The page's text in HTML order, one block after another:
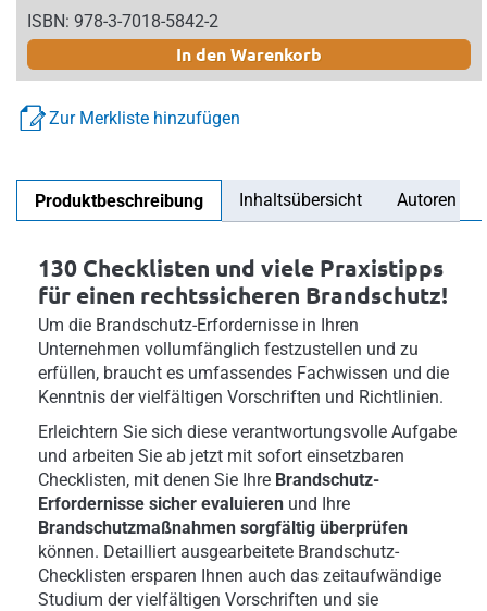
ISBN: 978-3-7018-5842-2
In den Warenkorb
Zur Merkliste hinzufügen
Produktbeschreibung Inhaltsübersicht Autoren
130 Checklisten und viele Praxistipps
für einen rechtssicheren Brandschutz!
Um die Brandschutz-Erfordernisse in Ihren
Unternehmen vollumfänglich festzustellen und zu
erfüllen, braucht es umfassendes Fachwissen und die
Kenntnis der vielfältigen Vorschriften und Richtlinien.
Erleichtern Sie sich diese verantwortungsvolle Aufgabe
und arbeiten Sie ab jetzt mit sofort einsetzbaren
Checklisten, mit denen Sie Ihre Brandschutz-
Erfordernisse sicher evaluieren und Ihre
Brandschutzmaßnahmen sorgfältig überprüfen
können. Detailliert ausgearbeitete Brandschutz-
Checklisten ersparen Ihnen auch das zeitaufwändige
Studium der vielfältigen Vorschriften und sie